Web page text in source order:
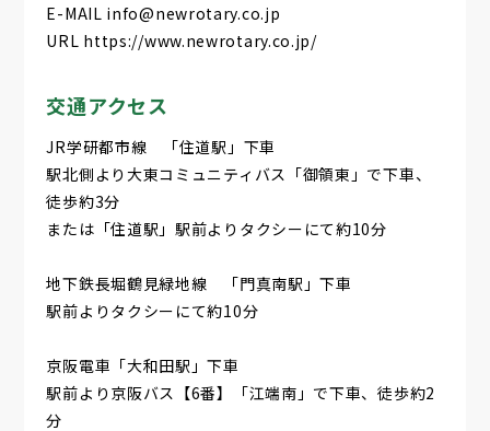
E-MAIL info@newrotary.co.jp
URL https://www.newrotary.co.jp/
交通アクセス
JR学研都市線 「住道駅」下車
駅北側より大東コミュニティバス「御領東」で下車、
徒歩約3分
または「住道駅」駅前よりタクシーにて約10分
地下鉄長堀鶴見緑地線 「門真南駅」下車
駅前よりタクシーにて約10分
京阪電車「大和田駅」下車
駅前より京阪バス【6番】「江端南」で下車、徒歩約2
分